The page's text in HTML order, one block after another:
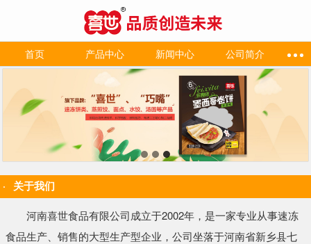
首页 产品中心 新闻中心 公司简介
关于我们
河南喜世食品有限公司成立于2002年，是一家专业从事速冻
食品生产、销售的大型生产型企业，公司坐落于河南省新乡县七